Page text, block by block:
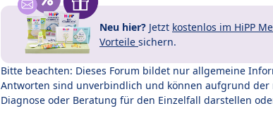
Neu hier? Jetzt kostenlos im HiPP
Vorteile sichern.
Bitte beachten: Dieses Forum bildet nur allgemeine
Antworten sind unverbindlich und können aufgrund der
Diagnose oder Beratung für den Einzelfall darstellen